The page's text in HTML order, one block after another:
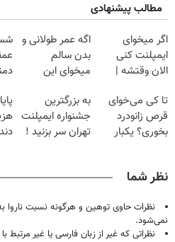
مطالب پیشنهادی
اگر میخوای
ایمپلنت کنی
الان وقتشه |
میلیون تومان!!!
اگه عمر طولانی و
بدن سالم
میخوای این
تخفیف بخر
تا کی می‌خوای
قرص زانودرد
بخوری؟ یکبار
به بزرگترین
جشنواره ایمپلنت
تهران سر بزنید !
نظر شما
نظرات حاوی توهین و هرگونه نسبت
نمی‌شود.
نظراتی که غیر از زبان فارسی یا غیر